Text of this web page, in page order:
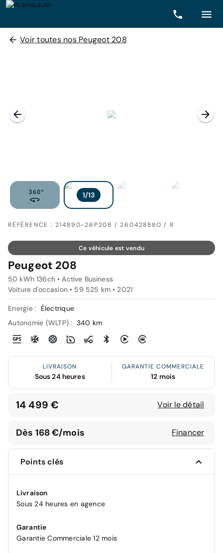
Voir toutes nos Peugeot 208
RÉFÉRENCE : 214890-26P208 / 26042888O / R
Ce véhicule est vendu
Peugeot 208
50 kWh 136ch • Active Business
Voiture d'occasion • 59 525 km • 2021
Energie :
Électrique
Autonomie (WLTP) : 340 km
LIVRAISON
Sous 24 heures
GARANTIE COMMERCIALE
12 mois
14 499 € Voir le détail
Dès 168 €/mois Financer
Points clés
Livraison
Sous 24 heures en agence
Garantie
Garantie Commerciale 12 mois